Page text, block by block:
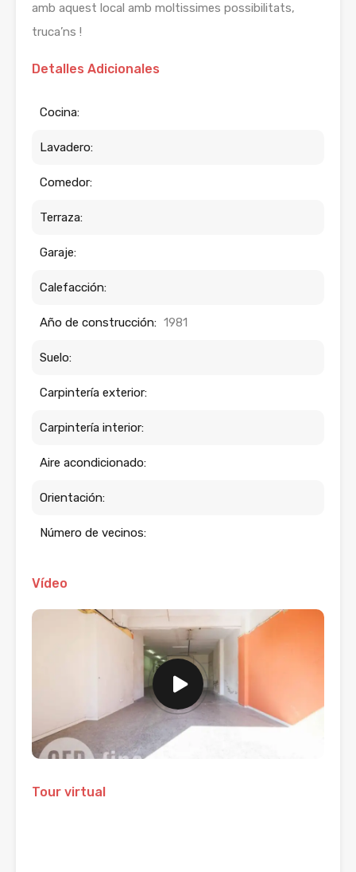
amb aquest local amb moltissimes possibilitats,
truca’ns !
Detalles Adicionales
Cocina:
Lavadero:
Comedor:
Terraza:
Garaje:
Calefacción:
Año de construcción: 1981
Suelo:
Carpintería exterior:
Carpintería interior:
Aire acondicionado:
Orientación:
Número de vecinos:
Vídeo
Tour virtual